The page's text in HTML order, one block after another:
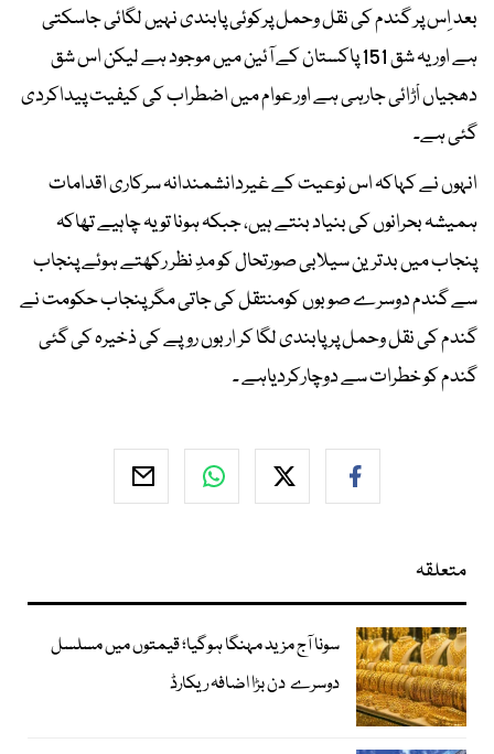
بعد اِس پر گندم کی نقل وحمل پرکوئی پابندی نہیں لگائی جاسکتی
ہے اور یہ شق 151 پاکستان کے آئین میں موجود ہے لیکن اس شق
دھجیاں اْڑائی جارہی ہے اور عوام میں اضطراب کی کیفیت پیداکردی
گئی ہے۔
انہوں نے کہاکہ اس نوعیت کے غیردانشمندانہ سرکاری اقدامات
ہمیشہ بحرانوں کی بنیاد بنتے ہیں، جبکہ ہونا تو یہ چاہیے تھاکہ
پنجاب میں بدترین سیلابی صورتحال کو مدِ نظر رکھتے ہوئے پنجاب
سے گندم دوسرے صوبوں کومنتقل کی جاتی مگر پنجاب حکومت نے
گندم کی نقل وحمل پر پابندی لگا کر اربوں روپے کی ذخیرہ کی گئی
گندم کو خطرات سے دوچارکردیاہے ۔
متعلقہ
سونا آج مزید مہنگا ہوگیا؛ قیمتوں میں مسلسل
دوسرے دن بڑا اضافہ ریکارڈ